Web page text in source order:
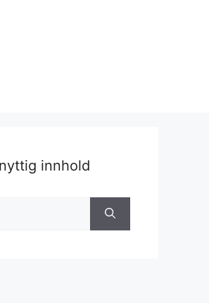
innhold